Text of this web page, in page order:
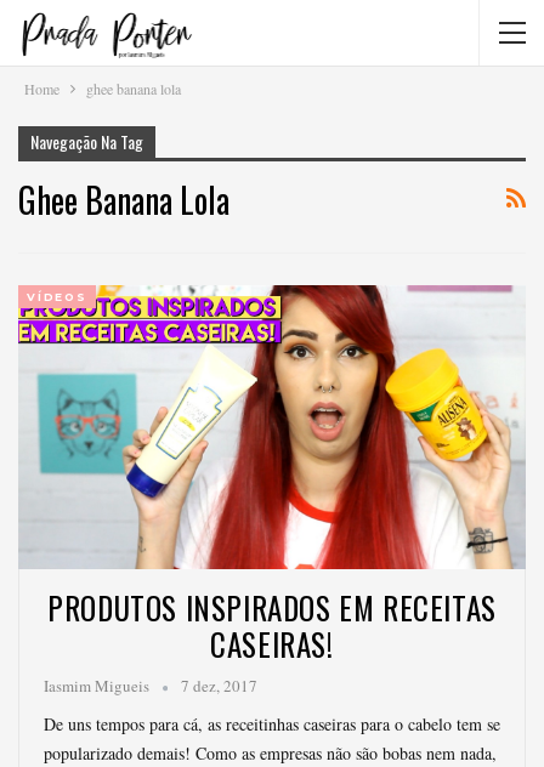
Home ghee banana lola
Navegação Na Tag
Ghee Banana Lola
VÍDEOS
PRODUTOS INSPIRADOS EM RECEITAS
CASEIRAS!
Iasmim Migueis 7 dez, 2017
De uns tempos para cá, as receitinhas caseiras para o cabelo tem se
popularizado demais! Como as empresas não são bobas nem nada,